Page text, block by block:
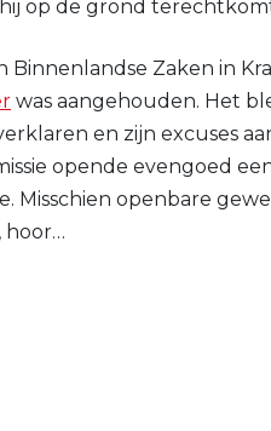
op de grond
Binnenlandse Zaken in
was aangehouden. Het
en zijn excuses
opende evengoed
Misschien openbare
hoor…